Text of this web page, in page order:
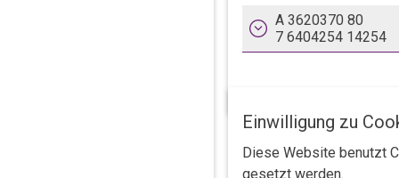
Hochwertig und
A 3620370 80
7 6404254 14254
Einwilligung zu
Diese Website benutzt
gesetzt werden.